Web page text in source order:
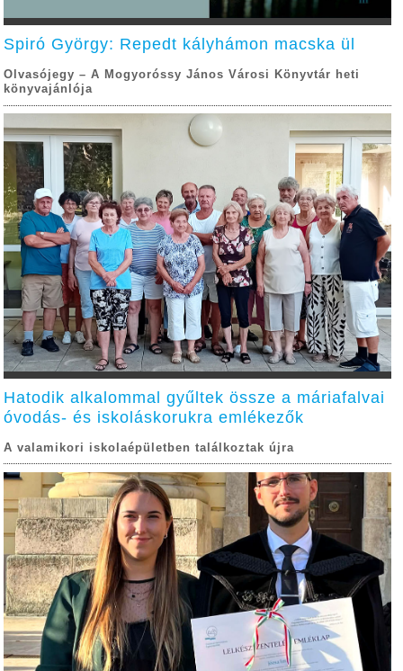
Spiró György: Repedt kályhámon macska ül
Olvasójegy – A Mogyoróssy János Városi Könyvtár heti
könyvajánlója
Hatodik alkalommal gyűltek össze a máriafalvai
óvodás- és iskoláskorukra emlékezők
A valamikori iskolaépületben találkoztak újra